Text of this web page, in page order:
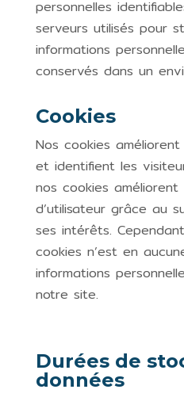
personnelles
serveurs utilisés pour
informations
conservés dans un
Cookies
Nos cookies
et identifient les
nos cookies améliorent
d’utilisateur grâce au
ses intérêts.
cookies n’est en
informations
notre site.
Durées de
données